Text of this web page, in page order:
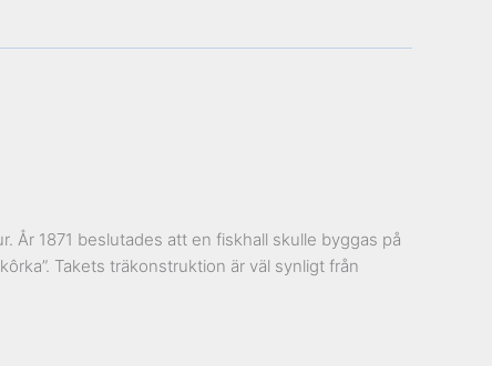
År 1871 beslutades att en fiskhall skulle byggas på
Takets träkonstruktion är väl synligt från